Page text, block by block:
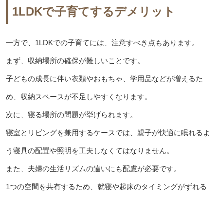
1LDKで子育てするデメリット
一方で、1LDKでの子育てには、注意すべき点もあります。
まず、収納場所の確保が難しいことです。
子どもの成長に伴い衣類やおもちゃ、学用品などが増えるた
め、収納スペースが不足しやすくなります。
次に、寝る場所の問題が挙げられます。
寝室とリビングを兼用するケースでは、親子が快適に眠れるよ
う寝具の配置や照明を工夫しなくてはなりません。
また、夫婦の生活リズムの違いにも配慮が必要です。
1つの空間を共有するため、就寝や起床のタイミングがずれる